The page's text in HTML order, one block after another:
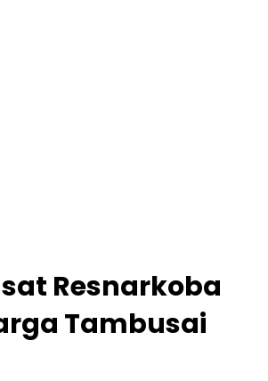
Resnarkoba
Tambusai